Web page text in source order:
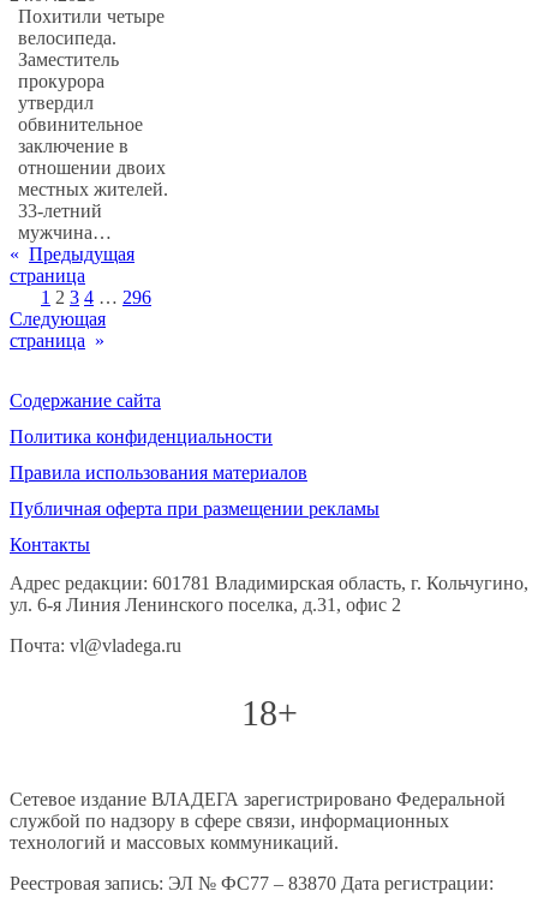
Похитили четыре
велосипеда.
Заместитель
прокурора
утвердил
обвинительное
заключение в
отношении двоих
местных жителей.
33-летний
мужчина…
« Предыдущая
страница
1 2 3 4 … 296
Следующая
страница »
Содержание сайта
Политика конфиденциальности
Правила использования материалов
Публичная оферта при размещении рекламы
Контакты
Адрес редакции: 601781 Владимирская область, г. Кольчугино,
ул. 6-я Линия Ленинского поселка, д.31, офис 2
Почта: vl@vladega.ru
18+
Сетевое издание ВЛАДЕГА зарегистрировано Федеральной
службой по надзору в сфере связи, информационных
технологий и массовых коммуникаций.
Реестровая запись: ЭЛ № ФС77 – 83870 Дата регистрации: